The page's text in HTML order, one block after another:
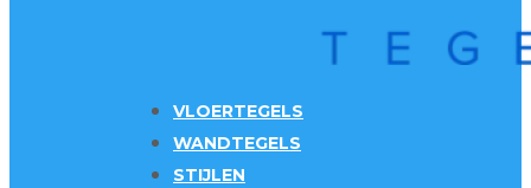
VLOERTEGELS
WANDTEGELS
STIJLEN